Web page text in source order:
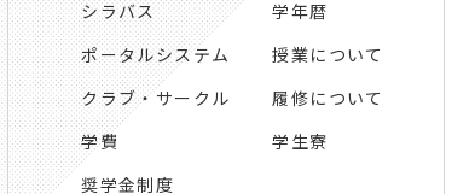
シラバス
ポータルシステム
クラブ・サークル
学費
奨学金制度
学年暦
授業について
履修について
学生寮